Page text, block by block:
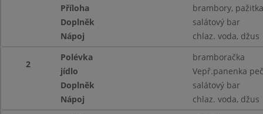
Příloha
brambory,
Doplněk
salátový bar
Nápoj
chlaz. voda, džus
2
Polévka
bramboračka
jídlo
Vepř.panenka
Doplněk
salátový bar
Nápoj
chlaz. voda, džus